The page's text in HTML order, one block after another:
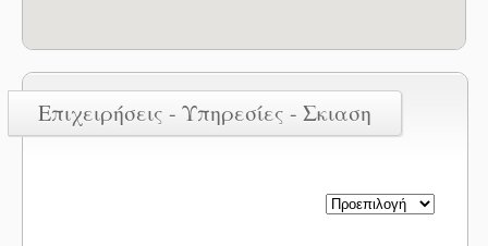
Επιχειρήσεις - Υπηρεσίες - Σκιαση